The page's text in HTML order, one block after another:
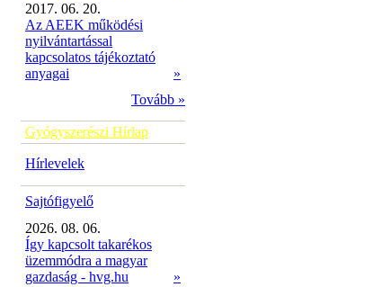
2017. 06. 20.
Az AEEK működési
nyilvántartással
kapcsolatos tájékoztató
anyagai
»
Tovább »
Gyógyszerészi Hírlap
Hírlevelek
Sajtófigyelő
2026. 08. 06.
Így kapcsolt takarékos
üzemmódra a magyar
gazdaság - hvg.hu
»